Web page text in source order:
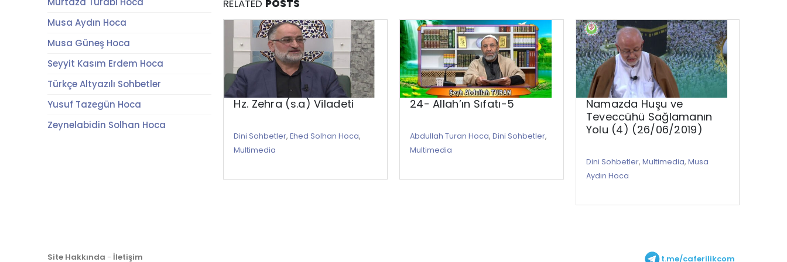
RELATED POSTS
Hz. Zehra (s.a) Viladeti
Dini Sohbetler,Ehed Solhan Hoca,
Multimedia
24- Allah’ın Sıfatı-5
Abdullah Turan Hoca, Dini Sohbetler,
Multimedia
Namazda Huşu ve
Teveccühü Sağlamanın
Yolu (4) (26/06/2019)
Dini Sohbetler, Multimedia, Musa
Aydın Hoca
Musa Aydın Hoca
Musa Güneş Hoca
Seyyit Kasım Erdem Hoca
Türkçe Altyazılı Sohbetler
Yusuf Tazegün Hoca
Zeynelabidin Solhan Hoca
Site Hakkında - İletişim t.me/caferilikcom